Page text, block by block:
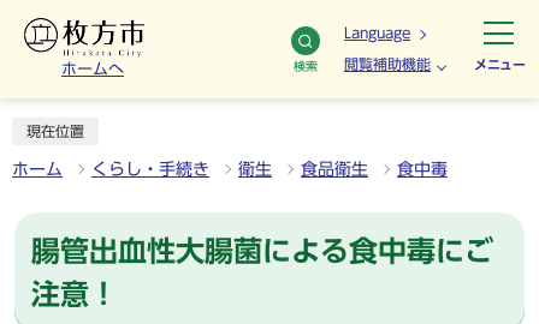
ホームへ 検索
Language
閲覧補助機能 メニュー
現在位置
ホーム くらし・手続き 衛生 食品衛生 食中毒
腸管出血性大腸菌による食中毒にご
注意！